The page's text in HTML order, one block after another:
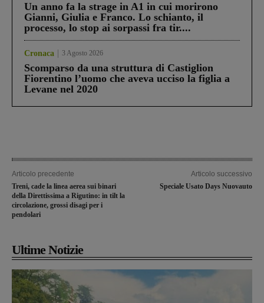
Un anno fa la strage in A1 in cui morirono
Gianni, Giulia e Franco. Lo schianto, il
processo, lo stop ai sorpassi fra tir....
Cronaca 3 Agosto 2026
Scomparso da una struttura di Castiglion
Fiorentino l’uomo che aveva ucciso la figlia a
Levane nel 2020
Articolo precedente
Treni, cade la linea aerea sui binari
della Direttissima a Rigutino: in tilt la
circolazione, grossi disagi per i
pendolari
Articolo successivo
Speciale Usato Days Nuovauto
Ultime Notizie